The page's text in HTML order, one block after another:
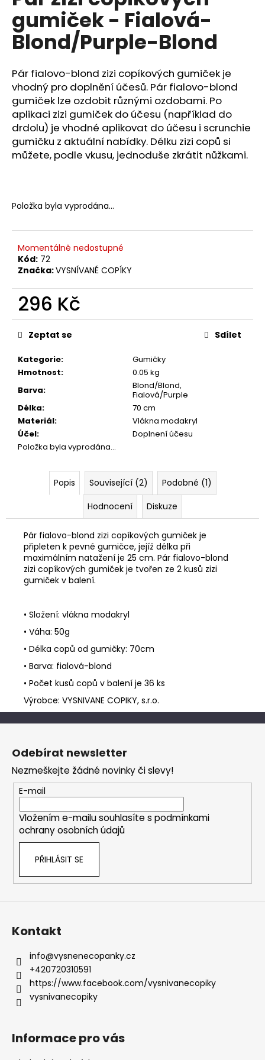
z
5
hvězdiček.
gumiček - Fialová-
Blond/Purple-Blond
Pár fialovo-blond zizi copíkových gumiček je
vhodný pro doplnění účesů. Pár fialovo-blond
gumiček lze ozdobit různými ozdobami. Po
aplikaci zizi gumiček do účesu (například do
drdolu) je vhodné aplikovat do účesu i scrunchie
gumičku z aktuální nabídky. Délku zizi copů si
můžete, podle vkusu, jednoduše zkrátit nůžkami.
Položka byla vyprodána…
Momentálně nedostupné
Kód: 72
Značka:VYSNÍVANÉ COPÍKY
296 Kč
Měrná
cena:
Kategorie:
Gumičky
Hmotnost:
0.05 kg
Barva:
Blond/Blond,
Fialová/Purple
Délka:
70 cm
Materiál:
Vlákna modakryl
Účel:
Doplnení účesu
Položka byla vyprodána…
Zeptat se Sdílet
Popis Související (2)
Podobné (1)
Hodnocení
Diskuze
Pár fialovo-blond zizi copíkových gumiček je
připleten k pevné gumičce, jejíž délka při
maximálním natažení je 25 cm. Pár fialovo-blond
zizi copíkových gumiček je tvořen ze 2 kusů zizi
gumiček v balení.
• Složení: vlákna modakryl
• Váha: 50g
• Délka copů od gumičky: 70cm
• Barva: fialová-blond
• Počet kusů copů v balení je 36 ks
Výrobce: VYSNIVANE COPIKY, s.r.o.
a
j
í
?
HLEDAT
o
o
u
č
j
m
e
Z
Odebírat newsletter
Nezmeškejte žádné novinky či slevy!
E-mail
Vložením e-mailu souhlasíte s podmínkami
ochrany osobních údajů
PŘIHLÁSIT SE
Kontakt
info@vysnenecopanky.cz
+420720310591
https://www.facebook.com/vysnivanecopiky
vysnivanecopiky
Informace pro vás